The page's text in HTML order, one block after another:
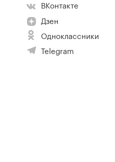
ВКонтакте
Дзен
Одноклассники
Telegram